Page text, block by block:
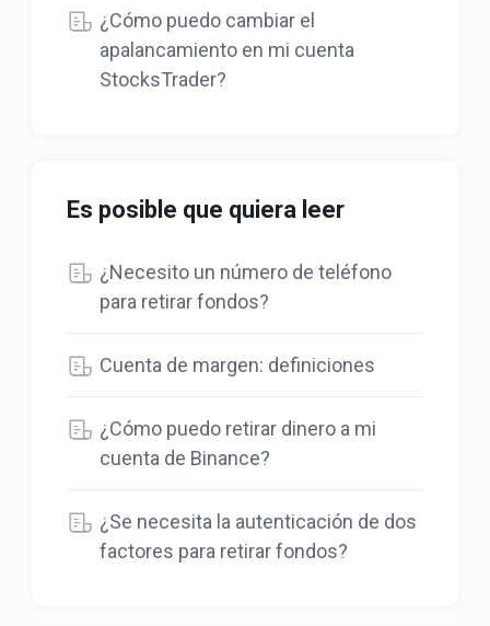
¿Cómo puedo cambiar el
apalancamiento en mi cuenta
StocksTrader?
Es posible que quiera leer
¿Necesito un número de teléfono
para retirar fondos?
Cuenta de margen: definiciones
¿Cómo puedo retirar dinero a mi
cuenta de Binance?
¿Se necesita la autenticación de dos
factores para retirar fondos?